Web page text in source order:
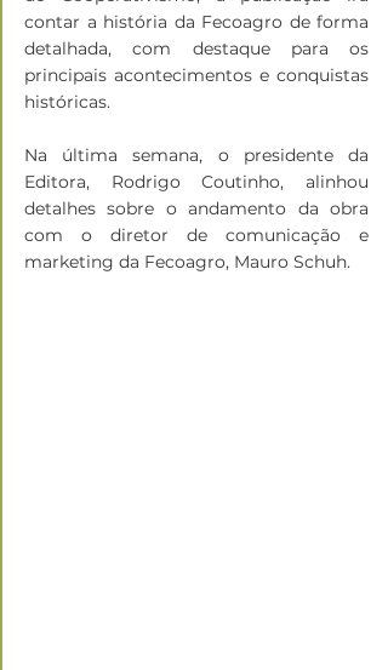
contar a história da Fecoagro de forma
detalhada, com destaque para os
principais acontecimentos e conquistas
históricas.
Na última semana, o presidente da
Editora, Rodrigo Coutinho, alinhou
detalhes sobre o andamento da obra
com o diretor de comunicação e
marketing da Fecoagro, Mauro Schuh.